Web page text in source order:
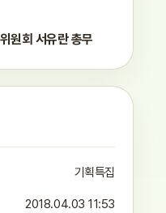
원회 서유란 총무
기획특집
2018.04.03 11:53